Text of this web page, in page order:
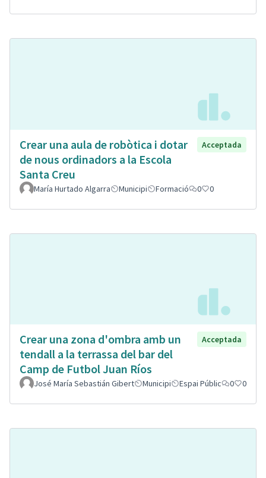
Crear una aula de robòtica i dotar
de nous ordinadors a la Escola
Santa Creu
Acceptada
María Hurtado Algarra Municipi Formació 0 0
Crear una zona d'ombra amb un
tendall a la terrassa del bar del
Camp de Futbol Juan Ríos
Acceptada
José María Sebastián Gibert Municipi Espai Públic 0 0